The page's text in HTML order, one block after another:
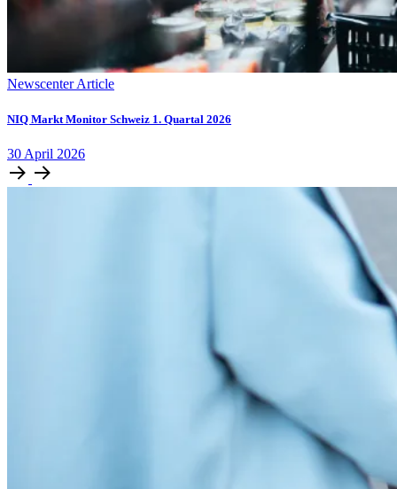
Newscenter Article
NIQ Markt Monitor Schweiz 1. Quartal 2026
30 April 2026